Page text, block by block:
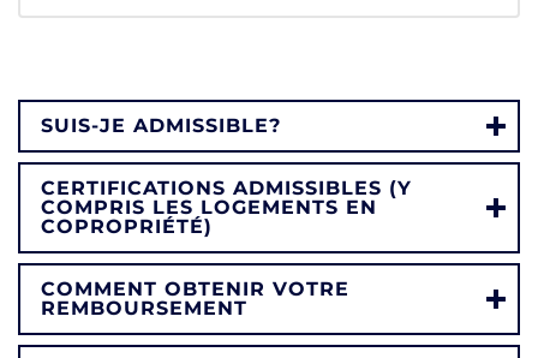
SUIS-JE ADMISSIBLE?
CERTIFICATIONS ADMISSIBLES (Y
COMPRIS LES LOGEMENTS EN
COPROPRIÉTÉ)
COMMENT OBTENIR VOTRE
REMBOURSEMENT